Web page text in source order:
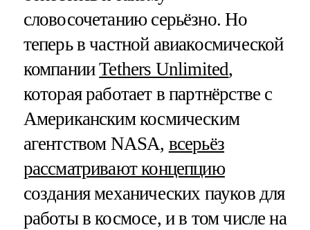
словосочетанию серьёзно. Но
теперь в частной авиакосмической
компанииTethers Unlimited,
которая работает в партнёрстве с
Американским космическим
агентством NASA, всерьёз
рассматривают концепцию
создания механических пауков для
работы в космосе, и в том числе на